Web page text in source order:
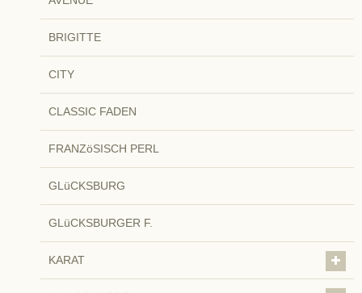
BRIGITTE
CITY
CLASSIC FADEN
FRANZöSISCH PERL
GLüCKSBURG
GLüCKSBURGER F.
KARAT